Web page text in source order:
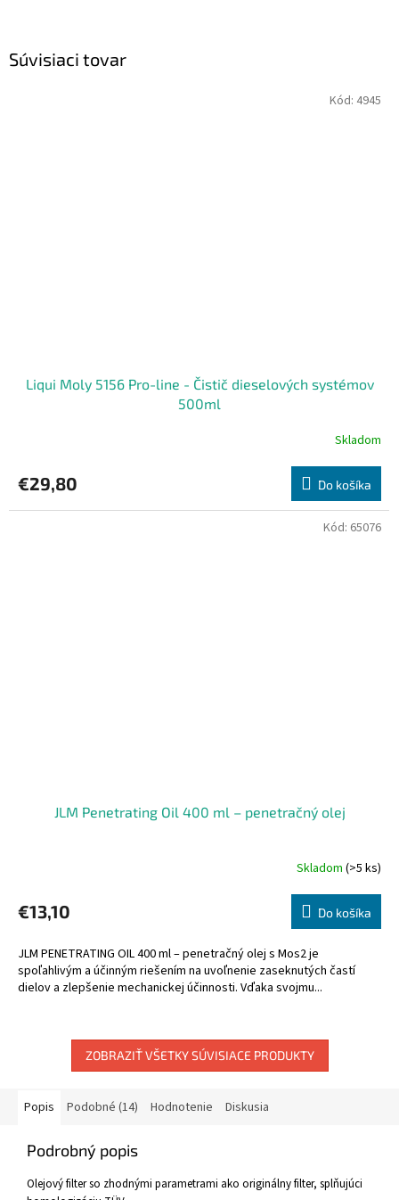
Súvisiaci tovar
Liqui Moly 5156 Pro-line - Čistič dieselových systémov
500ml
Skladom
€29,80 Do košíka
Kód: 4945
JLM Penetrating Oil 400 ml – penetračný olej
Skladom (>5 ks)
€13,10 Do košíka
JLM PENETRATING OIL 400 ml – penetračný olej s Mos2 je
spoľahlivým a účinným riešením na uvoľnenie zaseknutých častí
dielov a zlepšenie mechanickej účinnosti. Vďaka svojmu...
Kód: 65076
ZOBRAZIŤ VŠETKY SÚVISIACE PRODUKTY
Popis Podobné (14) Hodnotenie Diskusia
Podrobný popis
Olejový filter so zhodnými parametrami ako originálny filter, splňujúci